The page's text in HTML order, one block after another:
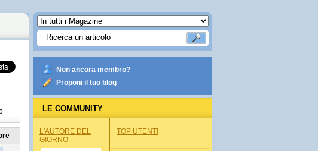
Non ancora membro?
Proponi il tuo blog
LE COMMUNITY
L'AUTORE DEL
GIORNO
TOP UTENTI